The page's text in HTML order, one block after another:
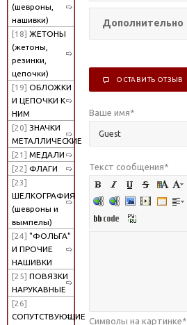
(шевроны,
нашивки)
[18] ЖЕТОНЫ
(жетоны,
резинки,
цепочки)
[19] ОБЛОЖКИ
И ЦЕПОЧКИ К
НИМ
[20] ЗНАЧКИ
МЕТАЛЛИЧЕСКИЕ
[21] МЕДАЛИ
[22] ФЛАГИ
[23]
ШЕЛКОГРАФИЯ
(шевроны и
вымпелы)
[24] "ФОЛЬГА"
И ПРОЧИЕ
НАШИВКИ
[25] ПОВЯЗКИ
НАРУКАВНЫЕ
[26]
СОПУТСТВУЮЩИЕ
Дополнительно
ОСТАВИТЬ ОТЗЫВ
Ваше имя*
Текст сообщения*
Символы на картинке*